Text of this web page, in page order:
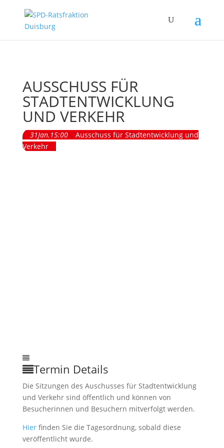
AUSSCHUSS FÜR
STADTENTWICKLUNG
UND VERKEHR
31Jan. 15:00
Ausschuss für Stadtentwicklung und
Verkehr
Termin Details
Die Sitzungen des Auschusses für Stadtentwicklung
und Verkehr sind öffentlich und können von
Besucherinnen und Besuchern mitverfolgt werden.
Hierfinden Sie die Tagesordnung, sobald diese
veröffentlicht wurde.